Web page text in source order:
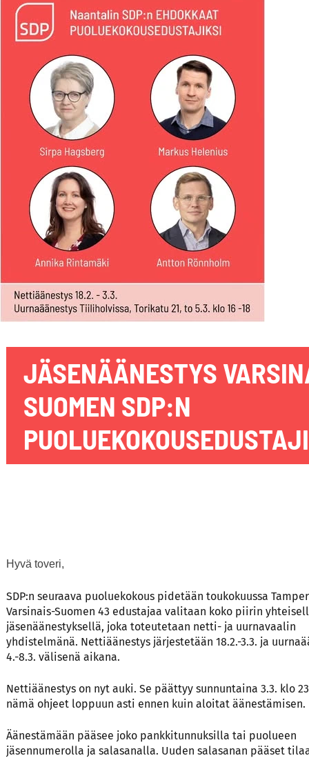
JÄSENÄÄNESTYS
SUOMEN SDP:N
Hyvä toveri,
SDP:n seuraava puoluekokous pidetään toukokuussa
Varsinais-Suomen 43 edustajaa valitaan koko piirin
jäsenäänestyksellä, joka toteutetaan netti- ja uurnavaalin
yhdistelmänä. Nettiäänestys järjestetään 18.2.-3.3. ja
4.-8.3. välisenä aikana.
Nettiäänestys on nyt auki. Se päättyy sunnuntaina 3.3. klo
nämä ohjeet loppuun asti ennen kuin aloitat äänestämisen.
Äänestämään pääsee joko pankkitunnuksilla tai puolueen
jäsennumerolla ja salasanalla. Uuden salasanan pääset